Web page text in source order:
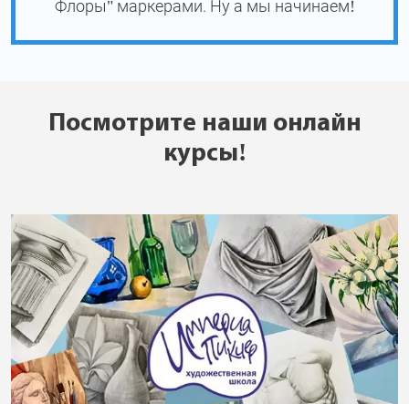
Флоры" маркерами. Ну а мы начинаем!
Посмотрите наши онлайн
курсы!